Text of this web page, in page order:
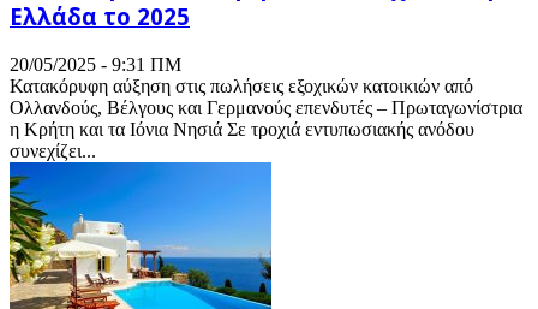
Ελλάδα το 2025
20/05/2025 - 9:31 ΠΜ
Κατακόρυφη αύξηση στις πωλήσεις εξοχικών κατοικιών από
Ολλανδούς, Βέλγους και Γερμανούς επενδυτές – Πρωταγωνίστρια
η Κρήτη και τα Ιόνια Νησιά Σε τροχιά εντυπωσιακής ανόδου
συνεχίζει...